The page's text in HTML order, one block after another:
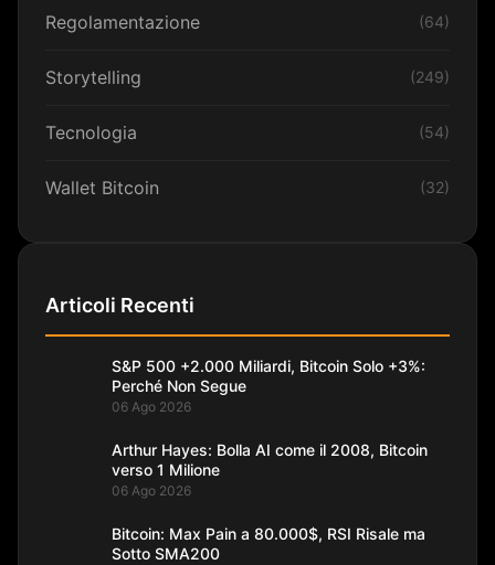
Regolamentazione (64)
Storytelling (249)
Tecnologia (54)
Wallet Bitcoin (32)
Articoli Recenti
S&P 500 +2.000 Miliardi, Bitcoin Solo +3%:
Perché Non Segue
06 Ago 2026
Arthur Hayes: Bolla AI come il 2008, Bitcoin
verso 1 Milione
06 Ago 2026
Bitcoin: Max Pain a 80.000$, RSI Risale ma
Sotto SMA200